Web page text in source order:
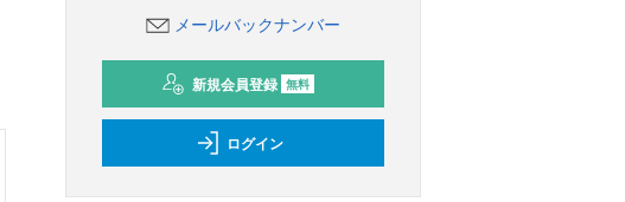
メールバックナンバー
新規会員登録 無料
ログイン